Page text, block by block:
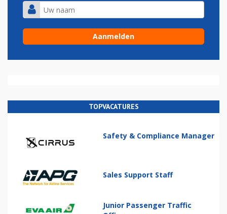
TOPVACATURES
Safety & Compliance Manager
Sales Support Staff
Junior Passenger Traffic